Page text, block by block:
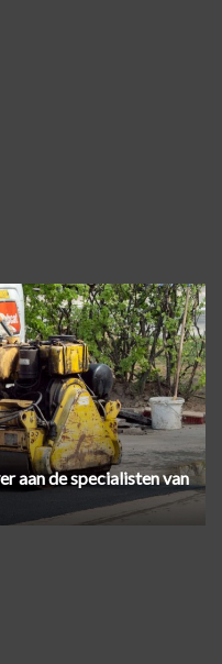
aan de specialisten van
zo